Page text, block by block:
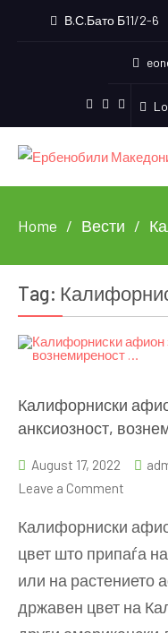
В.С.Бато Б11/2-6
Home Вести
Tag:
Калифорниски
анксиозност,
August 17, 2022
Leave a Comment
афион
за
стрес,
Калифорниски
цвет што припаѓа
или на растението
државен цвет на